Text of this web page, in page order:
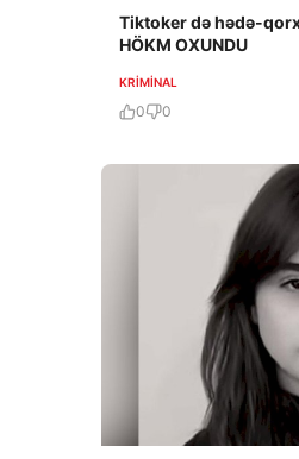
Tiktoker də hədə-
HÖKM OXUNDU
KRIMINAL
0 0